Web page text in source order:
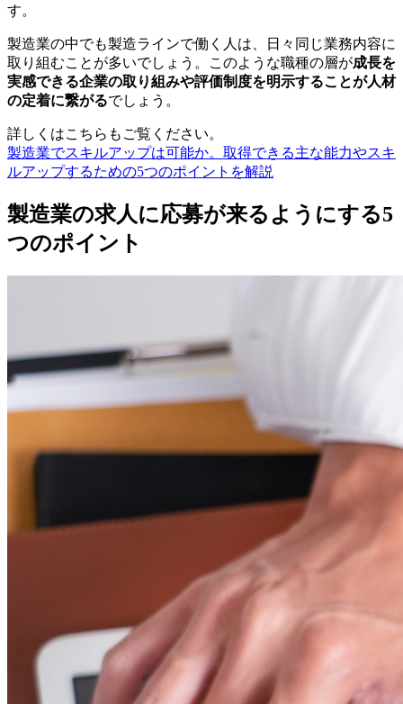
す。
製造業の中でも製造ラインで働く人は、日々同じ業務内容に
取り組むことが多いでしょう。このような職種の層が成長を
実感できる企業の取り組みや評価制度を明示することが人材
の定着に繋がるでしょう。
詳しくはこちらもご覧ください。
製造業でスキルアップは可能か。取得できる主な能力やスキ
ルアップするための5つのポイントを解説
製造業の求人に応募が来るようにする5
つのポイント